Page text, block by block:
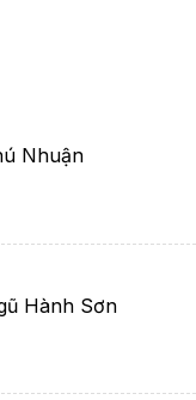
Nhuận
Hành Sơn